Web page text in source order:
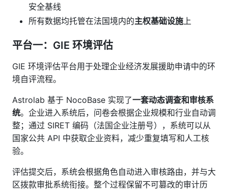
安全基线
所有数据均托管在法国境内的主权基础设施 上
平台一：GIE 环境评估
GIE 环境评估平台用于处理企业经济发展援助申请中的环
境自评流程。
Astrolab 基于 NocoBase 实现了一套动态调查和审核系
统。企业进入系统后，问卷会根据企业规模和行业自动调
整；通过 SIRET 编码（法国企业注册号），系统可以从
国家公共 API 中获取企业资料，减少重复填写和人工核
验。
评估提交后，系统会根据角色自动进入审核路由，并与大
区拨款审批系统衔接。整个过程保留不可篡改的审计历